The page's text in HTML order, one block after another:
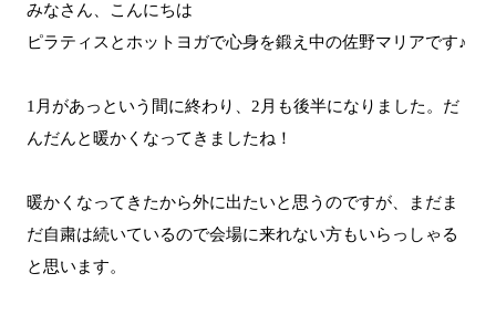
みなさん、こんにちは
ピラティスとホットヨガで心身を鍛え中の佐野マリアです♪
1月があっという間に終わり、2月も後半になりました。だ
んだんと暖かくなってきましたね！
暖かくなってきたから外に出たいと思うのですが、まだま
だ自粛は続いているので会場に来れない方もいらっしゃる
と思います。